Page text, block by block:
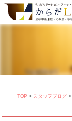
TOP > スタッフブログ >